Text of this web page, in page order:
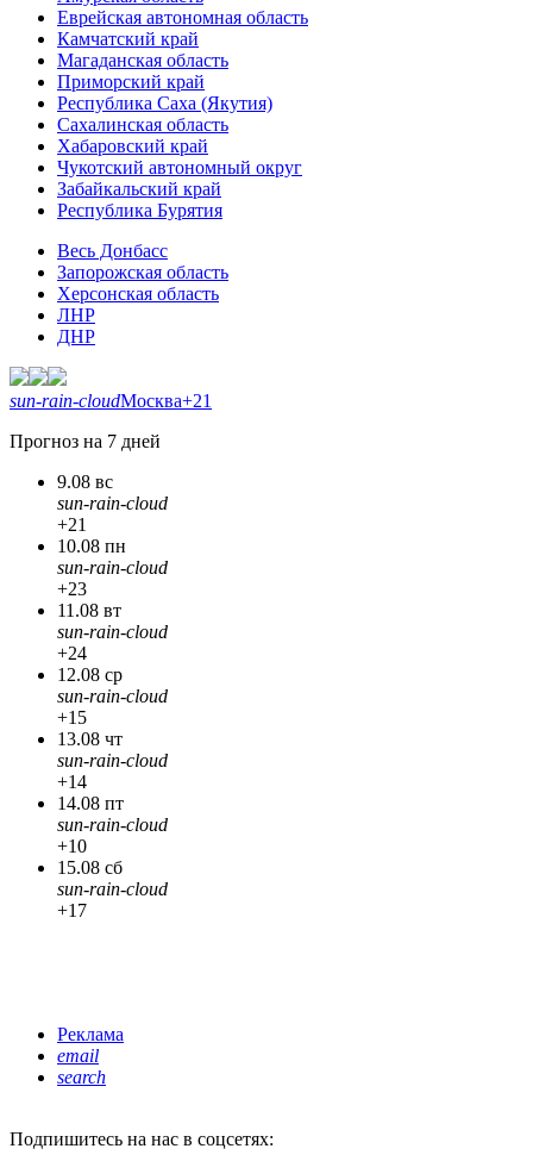
Еврейская автономная область
Камчатский край
Магаданская область
Приморский край
Республика Саха (Якутия)
Сахалинская область
Хабаровский край
Чукотский автономный округ
Забайкальский край
Республика Бурятия
Весь Донбасс
Запорожская область
Херсонская область
ЛНР
ДНР
sun-rain-cloudМосква+21
Прогноз на 7 дней
9.08 вс
sun-rain-cloud
+21
10.08 пн
sun-rain-cloud
+23
11.08 вт
sun-rain-cloud
+24
12.08 ср
sun-rain-cloud
+15
13.08 чт
sun-rain-cloud
+14
14.08 пт
sun-rain-cloud
+10
15.08 сб
sun-rain-cloud
+17
Реклама
email
search
Подпишитесь на нас в соцсетях: